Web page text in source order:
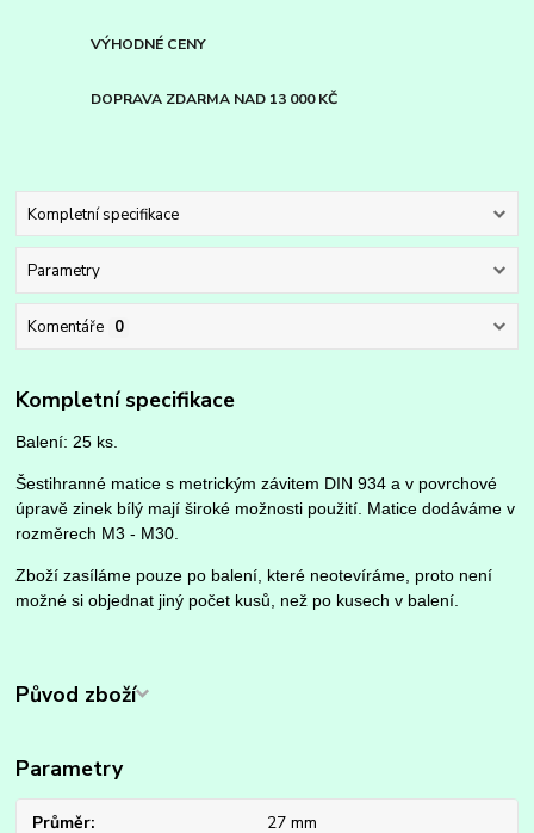
VÝHODNÉ CENY
DOPRAVA ZDARMA NAD 13 000 KČ
Kompletní specifikace
Parametry
Komentáře 0
Kompletní specifikace
Balení: 25 ks.
Šestihranné matice s metrickým závitem DIN 934 a v povrchové
úpravě zinek bílý mají široké možnosti použití. Matice dodáváme v
rozměrech M3 - M30.
Zboží zasíláme pouze po balení, které neotevíráme, proto není
možné si objednat jiný počet kusů, než po kusech v balení.
Původ zboží
Parametry
Průměr 27 mm